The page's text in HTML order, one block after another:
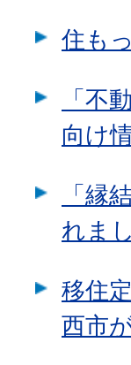
住も
「不
向け
「縁
れま
移住
西市